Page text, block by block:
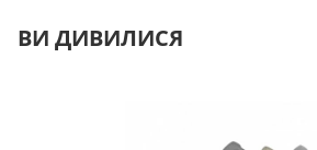
ВИ ДИВИЛИСЯ